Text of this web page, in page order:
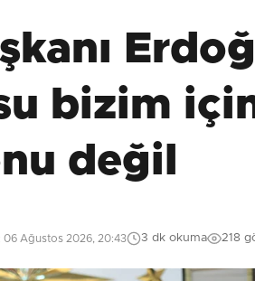
bizim
değil
06 Ağustos 2026, 20:43 3 dk okuma 218